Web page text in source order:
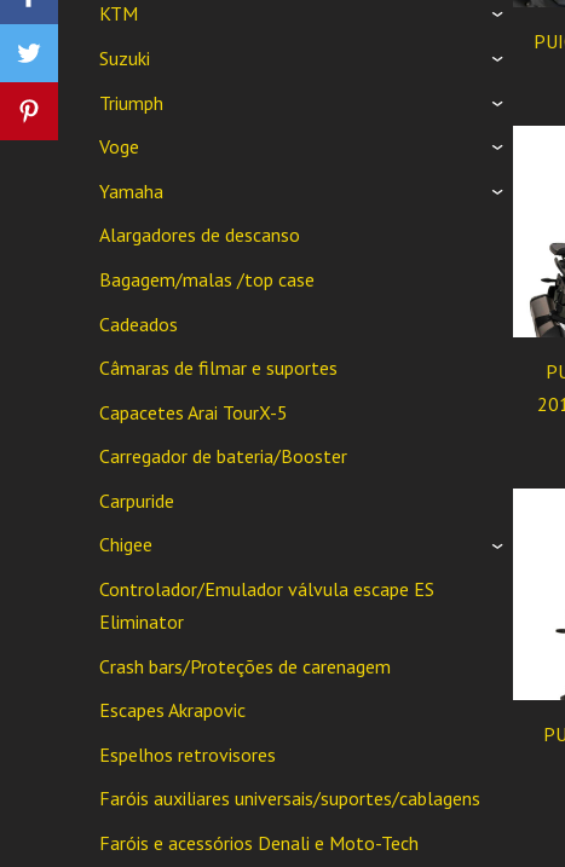
KTM ›
Suzuki ›
Triumph ›
Voge ›
Yamaha ›
Alargadores de descanso
Bagagem/malas /top case
Cadeados
Câmaras de filmar e suportes
Capacetes Arai TourX-5
Carregador de bateria/Booster
Carpuride
Chigee
›
Controlador/Emulador válvula escape ES
Eliminator
Crash bars/Proteções de carenagem
Escapes Akrapovic
Espelhos retrovisores
Faróis auxiliares universais/suportes/cablagens
Faróis e acessórios Denali e Moto-Tech